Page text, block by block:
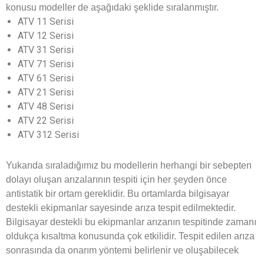
konusu modeller de aşağıdaki şeklide sıralanmıştır.
ATV 11 Serisi
ATV 12 Serisi
ATV 31 Serisi
ATV 71 Serisi
ATV 61 Serisi
ATV 21 Serisi
ATV 48 Serisi
ATV 22 Serisi
ATV 312 Serisi
Yukarıda sıraladığımız bu modellerin herhangi bir sebepten
dolayı oluşan arızalarının tespiti için her şeyden önce
antistatik bir ortam gereklidir. Bu ortamlarda bilgisayar
destekli ekipmanlar sayesinde arıza tespit edilmektedir.
Bilgisayar destekli bu ekipmanlar arızanın tespitinde zamanı
oldukça kısaltma konusunda çok etkilidir. Tespit edilen arıza
sonrasında da onarım yöntemi belirlenir ve oluşabilecek